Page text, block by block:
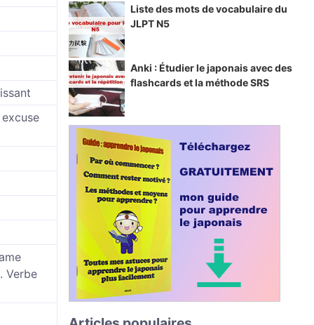
Verbe
Liste des mots de vocabulaire du
JLPT N5
Anki : Étudier le japonais avec des
flashcards et la méthode SRS